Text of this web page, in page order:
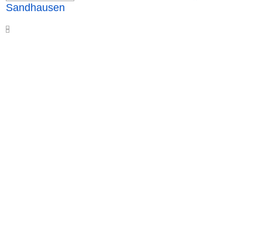
Sandhausen